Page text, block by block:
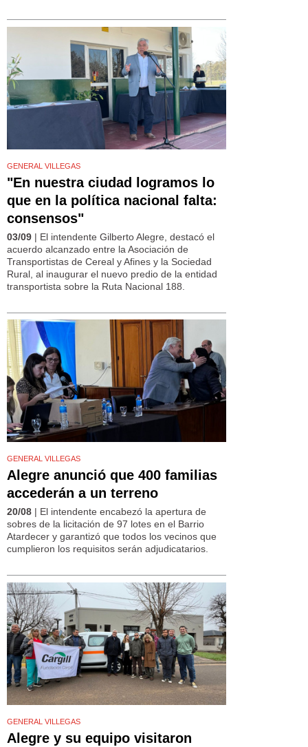
GENERAL VILLEGAS
"En nuestra ciudad logramos lo
que en la política nacional falta:
consensos"
03/09 | El intendente Gilberto Alegre, destacó el
acuerdo alcanzado entre la Asociación de
Transportistas de Cereal y Afines y la Sociedad
Rural, al inaugurar el nuevo predio de la entidad
transportista sobre la Ruta Nacional 188.
GENERAL VILLEGAS
Alegre anunció que 400 familias
accederán a un terreno
20/08 | El intendente encabezó la apertura de
sobres de la licitación de 97 lotes en el Barrio
Atardecer y garantizó que todos los vecinos que
cumplieron los requisitos serán adjudicatarios.
GENERAL VILLEGAS
Alegre y su equipo visitaron